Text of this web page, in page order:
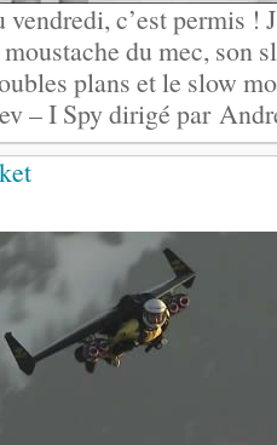
c’est permis !
du mec, son
plans et le slow
– I Spy dirigé par